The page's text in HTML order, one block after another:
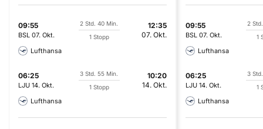
09:55
BSL 07. Okt.
2 Std. 40 Min.
1 Stopp
12:35
07. Okt.
Lufthansa
06:25
LJU 14. Okt.
3 Std. 55 Min.
1 Stopp
10:20
14. Okt.
Lufthansa
09:55
BSL 07. Okt.
2
1
Lufthansa
06:25
LJU 14. Okt.
3
1
Lufthansa